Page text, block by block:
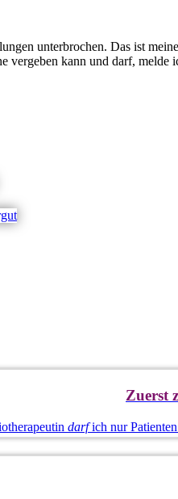
unterbrochen. Das ist
vergeben kann und darf, melde
Zuerst
darfich nur